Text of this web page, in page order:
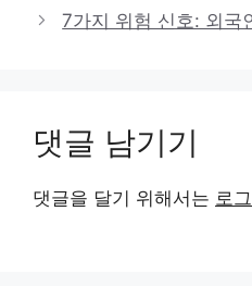
7가지 위험 신호: 외국
댓글 남기기
댓글을 달기 위해서는 로